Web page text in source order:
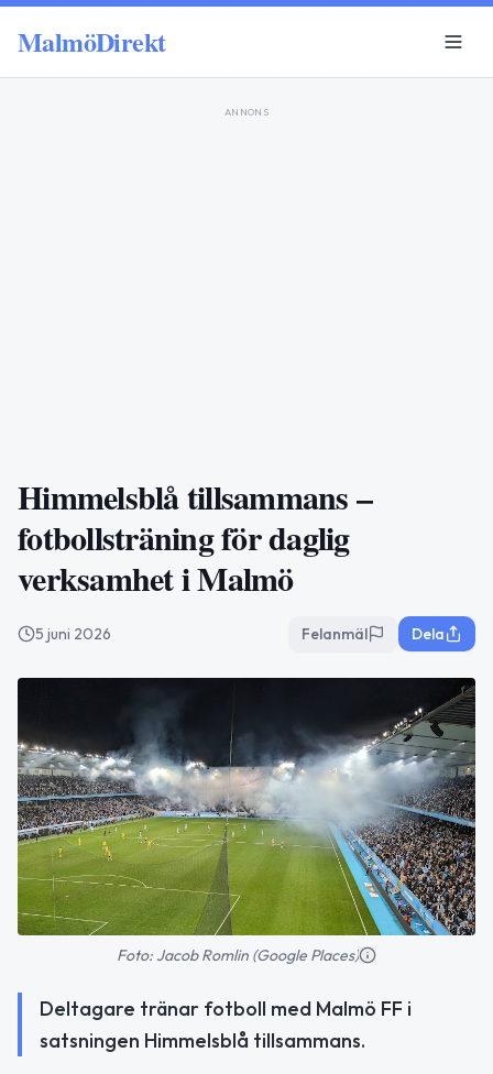
MalmöDirekt
ANNONS
Himmelsblå tillsammans –
fotbollsträning för daglig
verksamhet i Malmö
5 juni 2026 Felanmäl Dela
Foto: Jacob Romlin (Google Places)
Deltagare tränar fotboll med Malmö FF i
satsningen Himmelsblå tillsammans.